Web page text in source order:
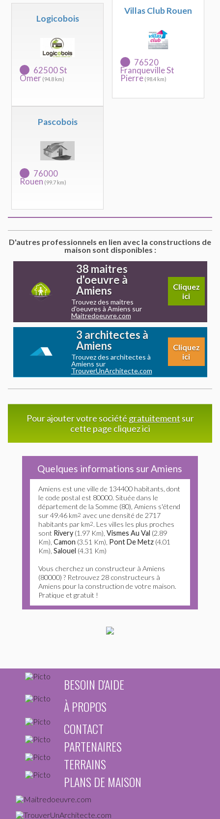
Logicobois
62500 St
Omer (94.8 km)
Villas Club Rouen
76520
Franqueville St
Pierre (98.4 km)
Pascobois
76000
Rouen (99.7 km)
D'autres professionnels en lien avec la constructions de
maison sont disponibles :
38 maitres
d'oeuvre à
Amiens
Trouvez des maitres
d'oeuvres à Amiens sur
Maitredoeuvre.com
Cliquez
ici
3 architectes à
Amiens
Trouvez des architectes à
Amiens sur
TrouverUnArchitecte.com
Cliquez
ici
Pour ajouter votre société gratuitement sur
cette page cliquez ici
Quelques informations sur Amiens
Amiens est une ville de 134400 habitants, dont
le code postal est 80000. Située dans le
département de la Somme (80), Amiens s'étend
sur 49.46 km2 avec une densité de 2717
habitants par km2. Les villes les plus proches
sont Rivery (1.97 Km),Vismes Au Val (2.89
Km),Camon (3.51 Km), Pont De Metz (4.01
Km),Salouel (4.31 Km)
Vous cherchez un constructeur à Amiens
(80000) ? Retrouvez 28 constructeurs à
Amiens pour la construction de votre maison.
Pratique et gratuit !
BESOIN D'AIDE
À PROPOS
CONTACT
PARTENAIRES
TERRAINS
PLANS DE MAISON